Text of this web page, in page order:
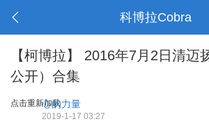
科博拉Cobra
【柯博拉】 2016年7月2日清迈
公开）合集
点击重新加载心的力量
2019-1-17 03:27